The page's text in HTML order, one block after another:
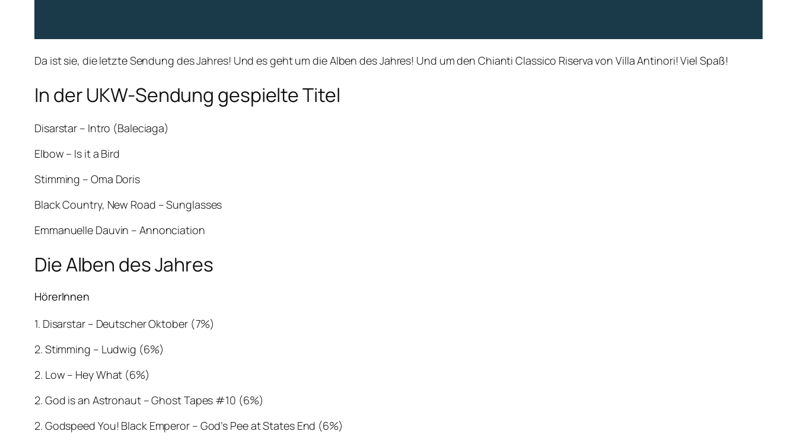
Da ist sie, die letzte Sendung des Jahres! Und es geht um die Alben des Jahres! Und um den Chianti Classico Riserva von Villa Antinori! Viel Spaß!
In der UKW-Sendung gespielte Titel
Disarstar – Intro (Baleciaga)
Elbow – Is it a Bird
Stimming – Oma Doris
Black Country, New Road – Sunglasses
Emmanuelle Dauvin – Annonciation
Die Alben des Jahres
HörerInnen
1. Disarstar – Deutscher Oktober (7%)
2. Stimming – Ludwig (6%)
2. Low – Hey What (6%)
2. God is an Astronaut – Ghost Tapes #10 (6%)
2. Godspeed You! Black Emperor – God’s Pee at States End (6%)